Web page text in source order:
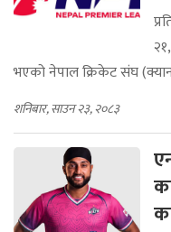
भएको नेपाल क्रिकेट संघ
शनिबार, साउन २३, २०८३